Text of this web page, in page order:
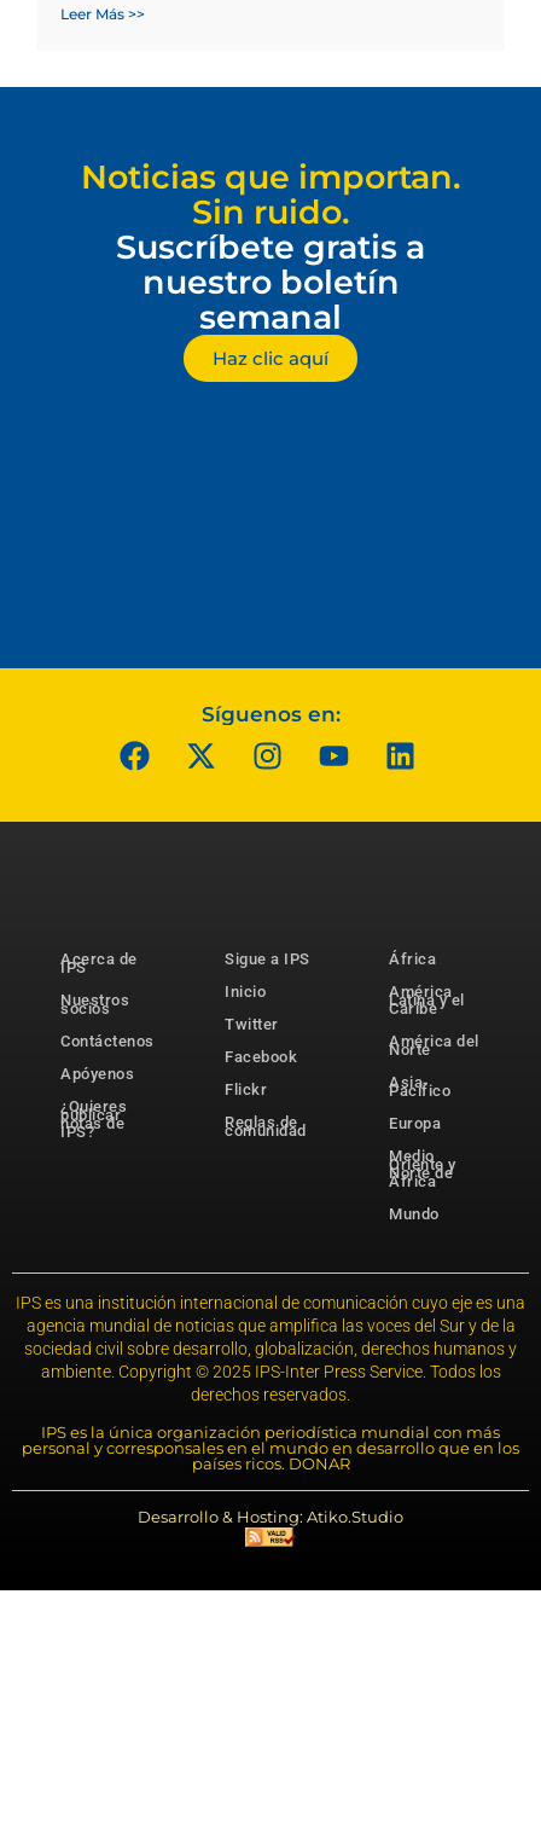
Leer Más >>
Noticias que importan.
Sin ruido.
Suscríbete gratis a
nuestro boletín
semanal
Haz clic aquí
Síguenos en:
Acerca de
IPS
Nuestros
socios
Contáctenos
Apóyenos
¿Quieres
publicar
notas de
IPS?
Sigue a IPS
Inicio
Twitter
Facebook
Flickr
Reglas de
comunidad
África
América
Latina y el
Caribe
América del
Norte
Asia-
Pacífico
Europa
Medio
Oriente y
Norte de
África
Mundo
IPS es una institución internacional de comunicación cuyo eje es una
agencia mundial de noticias que amplifica las voces del Sur y de la
sociedad civil sobre desarrollo, globalización, derechos humanos y
ambiente. Copyright © 2025 IPS-Inter Press Service. Todos los
derechos reservados.
IPS es la única organización periodística mundial con más
personal y corresponsales en el mundo en desarrollo que en los
países ricos. DONAR
Desarrollo & Hosting: Atiko.Studio